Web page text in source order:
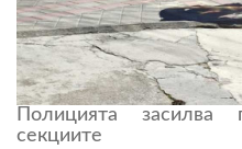
Полицията засилва
секциите